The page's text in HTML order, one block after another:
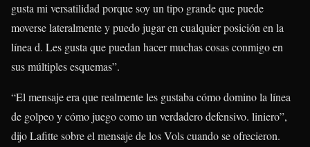
gusta mi versatilidad porque soy un tipo grande que puede
moverse lateralmente y puedo jugar en cualquier posición en la
línea d. Les gusta que puedan hacer muchas cosas conmigo en
sus múltiples esquemas”.
“El mensaje era que realmente les gustaba cómo domino la línea
de golpeo y cómo juego como un verdadero defensivo. liniero”,
dijo Lafitte sobre el mensaje de los Vols cuando se ofrecieron.